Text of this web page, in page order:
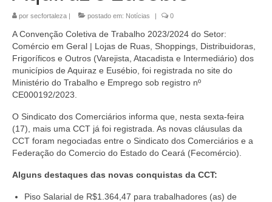
por secfortaleza | postado em: Notícias | 0
A Convenção Coletiva de Trabalho 2023/2024 do Setor:
Comércio em Geral | Lojas de Ruas, Shoppings, Distribuidoras,
Frigoríficos e Outros (Varejista, Atacadista e Intermediário) dos
municípios de Aquiraz e Eusébio, foi registrada no site do
Ministério do Trabalho e Emprego sob registro nº
CE000192/2023.
O Sindicato dos Comerciários informa que, nesta sexta-feira
(17), mais uma CCT já foi registrada. As novas cláusulas da
CCT foram negociadas entre o Sindicato dos Comerciários e a
Federação do Comercio do Estado do Ceará (Fecomércio).
Alguns destaques das novas conquistas da CCT:
Piso Salarial de R$1.364,47 para trabalhadores (as) de